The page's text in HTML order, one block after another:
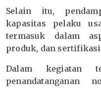
Selain itu,
kapasitas pelaku
termasuk dalam
produk, dan
Dalam kegiatan
penandatanganan